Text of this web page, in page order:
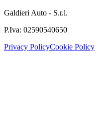
Galdieri Auto - S.r.l.
P.Iva: 02590540650
Privacy PolicyCookie Policy